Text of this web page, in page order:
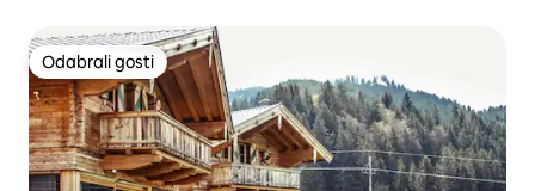
Odabrali gosti
Odabrali gosti